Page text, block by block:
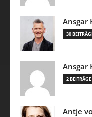
Ansgar
30
Ansgar
2 BEITRÄGE
Antje